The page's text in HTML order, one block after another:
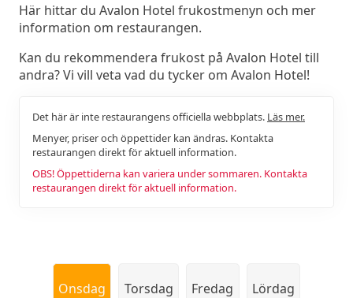
Här hittar du Avalon Hotel frukostmenyn och mer
information om restaurangen.
Kan du rekommendera frukost på Avalon Hotel till
andra? Vi vill veta vad du tycker om Avalon Hotel!
Det här är inte restaurangens officiella webbplats. Läs mer.
Menyer, priser och öppettider kan ändras. Kontakta
restaurangen direkt för aktuell information.
OBS! Öppettiderna kan variera under sommaren. Kontakta
restaurangen direkt för aktuell information.
Onsdag Torsdag Fredag Lördag